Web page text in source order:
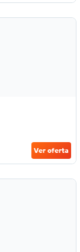
Ver oferta